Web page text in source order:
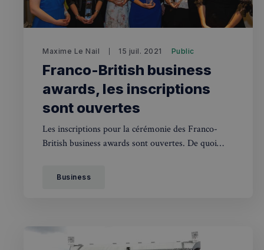
Maxime Le Nail 15 juil. 2021 Public
Franco-British business
awards, les inscriptions
sont ouvertes
Les inscriptions pour la cérémonie des Franco-
British business awards sont ouvertes. De quoi
domaine !
Business
m
_gcl_au
test_cookie
destination_url
mid
__stripe_sid